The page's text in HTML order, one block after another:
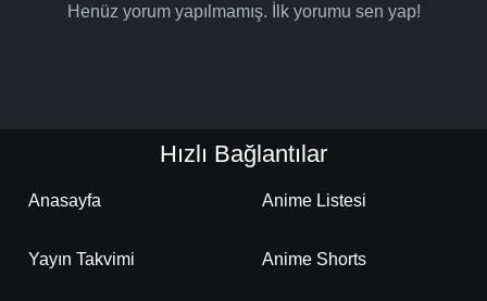
Henüz yorum yapılmamış. İlk yorumu sen yap!
Hızlı Bağlantılar
Anasayfa Anime Listesi
Yayın Takvimi Anime Shorts